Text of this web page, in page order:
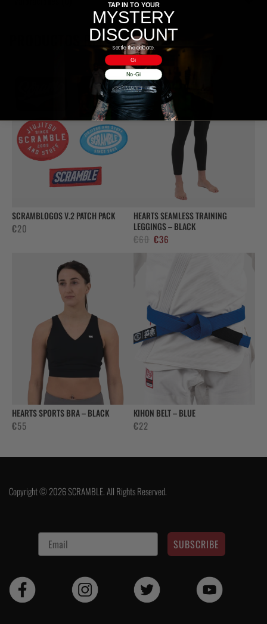
PRODUCTOS RELACIONADOS
SCRAMBLOGOS V.2 PATCH PACK
€20
HEARTS SEAMLESS TRAINING
LEGGINGS – BLACK
€60 El
€36
HEARTS SPORTS BRA – BLACK
€55
KIHON BELT – BLUE
€22
Copyright © 2026 SCRAMBLE. All Rights Reserved.
SUBSCRIBE
TAP IN TO YOUR
MYSTERY
DISCOUNT
Settle the debate.
Gi
No-Gi